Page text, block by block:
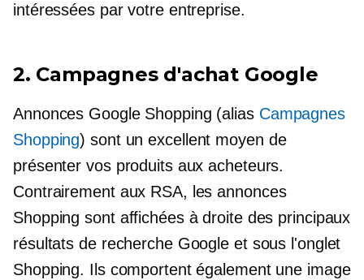
intéressées par votre entreprise.
2. Campagnes d'achat Google
Annonces Google Shopping (alias Campagnes
Shopping) sont un excellent moyen de
présenter vos produits aux acheteurs.
Contrairement aux RSA, les annonces
Shopping sont affichées à droite des principaux
résultats de recherche Google et sous l'onglet
Shopping. Ils comportent également une image